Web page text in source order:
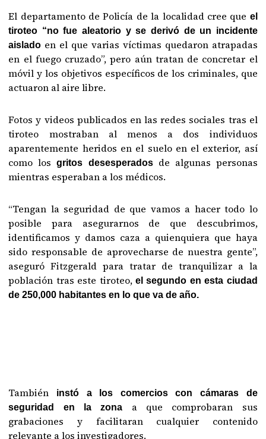
El departamento de Policía de la localidad cree que el
tiroteo “no fue aleatorio y se derivó de un incidente
aislado en el que varias víctimas quedaron atrapadas
en el fuego cruzado”, pero aún tratan de concretar el
móvil y los objetivos específicos de los criminales, que
actuaron al aire libre.
Fotos y videos publicados en las redes sociales tras el
tiroteo mostraban al menos a dos individuos
aparentemente heridos en el suelo en el exterior, así
como los gritos desesperadosde algunas personas
mientras esperaban a los médicos.
“Tengan la seguridad de que vamos a hacer todo lo
posible para asegurarnos de que descubrimos,
identificamos y damos caza a quienquiera que haya
sido responsable de aprovecharse de nuestra gente”,
aseguró Fitzgerald para tratar de tranquilizar a la
población tras este tiroteo, el segundo en esta ciudad
de 250,000 habitantes en lo que va de año.
También
instó a los comercios con cámaras de
seguridad en la zona a que comprobaran sus
grabaciones y facilitaran cualquier contenido
relevante a los investigadores.